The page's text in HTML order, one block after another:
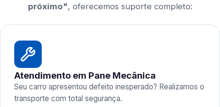
próximo", oferecemos suporte completo:
Atendimento em Pane Mecânica
Seu carro apresentou defeito inesperado? Realizamos o
transporte com total segurança.